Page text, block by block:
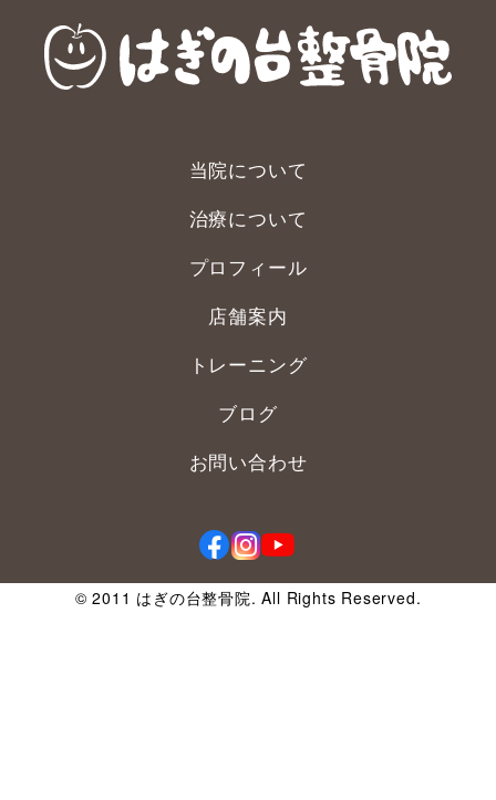
当院について
治療について
プロフィール
店舗案内
トレーニング
ブログ
お問い合わせ
©️ 2011 はぎの台整骨院. All Rights Reserved.